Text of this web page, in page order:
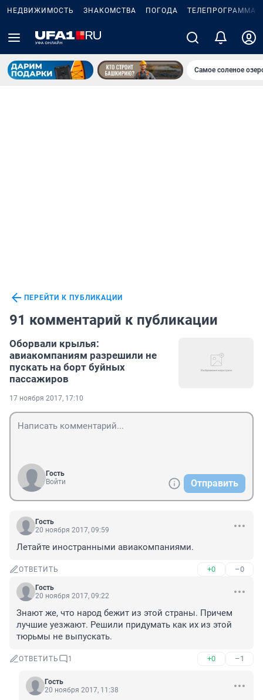
НЕДВИЖИМОСТЬ ЗНАКОМСТВА ПОГОДА ТЕЛЕПРОГРАММА
Самое соленое
ПЕРЕЙТИ К ПУБЛИКАЦИИ
91 комментарий к публикации
Оборвали крылья:
авиакомпаниям разрешили не
пускать на борт буйных
пассажиров
17 ноября 2017, 17:10
Гость
Войти
Отправить
Гость
20 ноября 2017, 09:59
Летайте иностранными авиакомпаниями.
ОТВЕТИТЬ +0 –0
Гость
20 ноября 2017, 09:22
Знают же, что народ бежит из этой страны. Причем
лучшие уезжают. Решили придумать как их из этой
тюрьмы не выпускать.
ОТВЕТИТЬ 1 +0 –1
Гость
20 ноября 2017, 11:38